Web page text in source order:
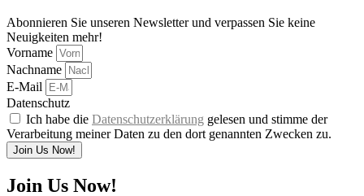
Abonnieren Sie unseren Newsletter und verpassen Sie keine
Neuigkeiten mehr!
Vorname
Nachname
E-Mail
Datenschutz
Ich habe die Datenschutzerklärung gelesen und stimme der
Verarbeitung meiner Daten zu den dort genannten Zwecken zu.
Join Us Now!
Join Us Now!